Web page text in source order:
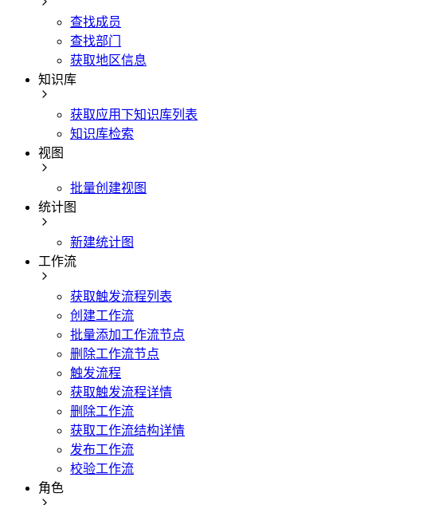
查找成员
查找部门
获取地区信息
知识库
获取应用下知识库列表
知识库检索
视图
批量创建视图
统计图
新建统计图
工作流
获取触发流程列表
创建工作流
批量添加工作流节点
删除工作流节点
触发流程
获取触发流程详情
删除工作流
获取工作流结构详情
发布工作流
校验工作流
角色